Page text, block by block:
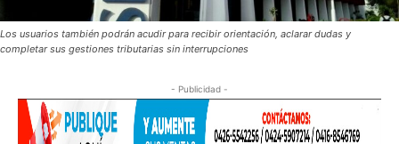
Los usuarios también podrán acudir para recibir orientación, aclarar dudas y
completar sus gestiones tributarias sin interrupciones
- Publicidad -